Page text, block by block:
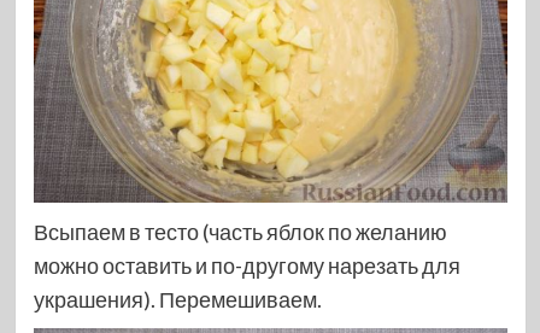
Всыпаем в тесто (часть яблок по желанию
можно оставить и по-другому нарезать для
украшения). Перемешиваем.